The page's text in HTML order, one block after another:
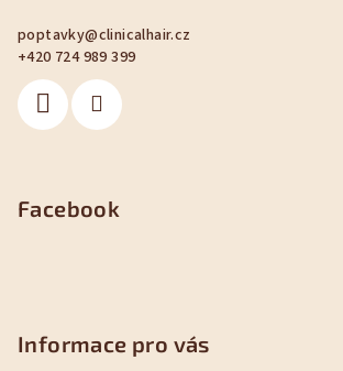
poptavky@clinicalhair.cz
+420 724 989 399
Facebook
Informace pro vás